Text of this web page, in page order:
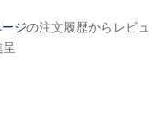
ジの注文履歴からレビュ
呈